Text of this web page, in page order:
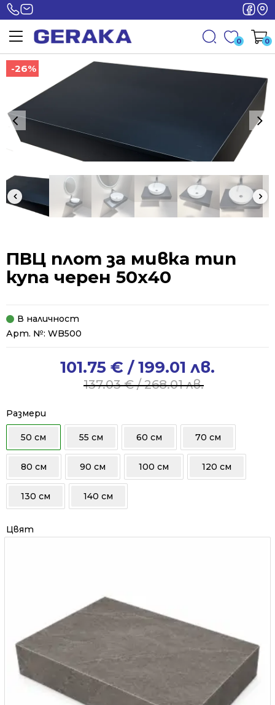
0 0
-26%
-26%
ПВЦ плот за мивка тип
купа черен 50х40
В наличност
Арт. №: WB500
137.03€/ 268.01 лв.
137.03 €
/
268.01 лв..
101.75 € / 199.01 лв.
101.75 €
/
199.01 лв..
Размери
50 см 55 см 60 см 70 см
80 см 90 см 100 см 120 см
130 см 140 см
Цвят